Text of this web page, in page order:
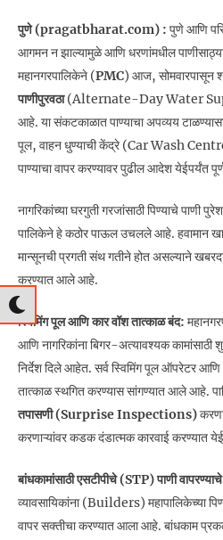
पुणे (pragatbharat.com) : पुणे आणि
आगमन न झाल्यामुळे आणि धरणांमधील
महानगरपालिकेने (PMC) आज, सोमवारपासून
पाणीपुरवठा(Alternate-Day Water
आहे. या संकटकाळात पाण्याचा अपव्यय
पूल, वाहन धुण्याची केंद्रे (Car Wash
पाण्याचा वापर करण्यावर पुढील आदेश येईपर्यंत
नागरिकांच्या घरगुती गरजांसाठी पिण्याचे पाणी
पालिकेने हे कठोर पाऊल उचलले आहे. हवामान
मान्सूनची प्रगती संथ गतीने होत असल्याने
करण्यात आले आहे.
स्विमिंग पूल आणि कार वॉश तात्काळ बंद:
आणि नागरिकांना बिगर-अत्यावश्यक कामांसाठी
निर्देश दिले आहेत. सर्व स्विमिंग पूल ऑपरेटर
तात्काळ स्थगित करण्यास सांगण्यात आले आहे.
तपासणी (Surprise Inspections)
करणाऱ्यांवर कडक दंडात्मक कारवाई करण्यात
बांधकामांसाठी एसटीपीचे (STP) पाणी
व्यावसायिकांना (Builders) महापालिकेच्या
वापर सक्तीचा करण्यात आला आहे. बांधकाम